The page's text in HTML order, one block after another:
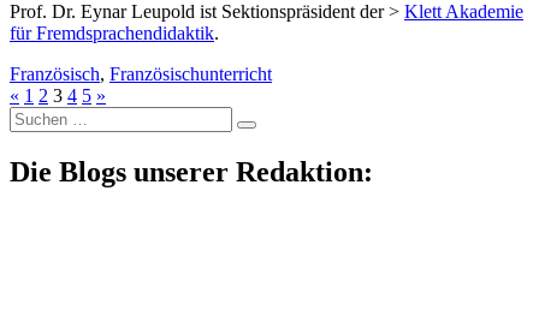
Prof. Dr. Eynar Leupold ist Sektionspräsident der > Klett Akademie
für Fremdsprachendidaktik.
Französisch, Französischunterricht
« 1 2 3 4 5 »
Suche
nach:
Die Blogs unserer Redaktion: